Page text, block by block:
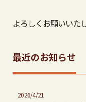
よろしくお願いいた
最近のお知らせ
2026/4/21